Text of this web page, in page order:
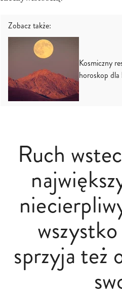
Zobacz także:
Kosmiczny
horoskop dla
Ruch
sprzyja też